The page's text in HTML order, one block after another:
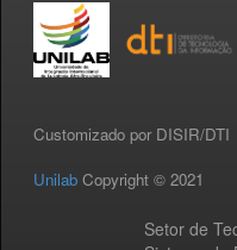
Customizado por DISIR/DTI
Unilab Copyright © 2021
Setor de